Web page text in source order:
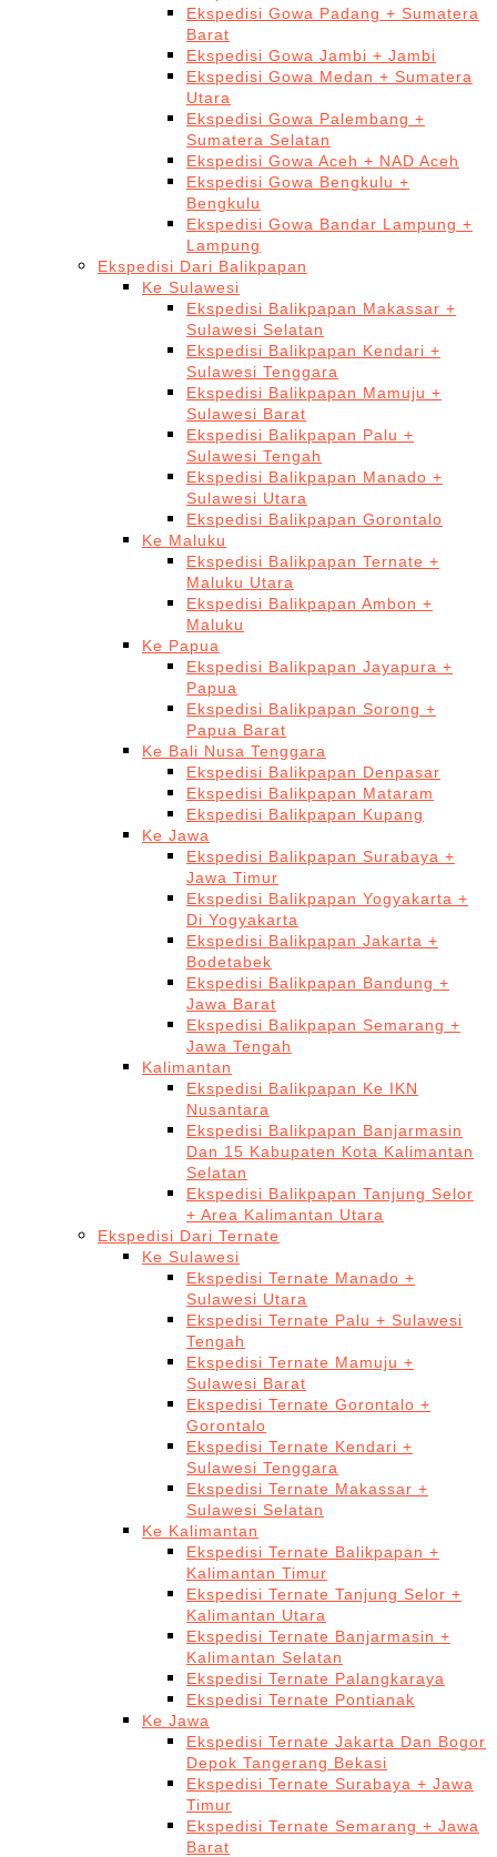
Ekspedisi Gowa Padang + Sumatera
Barat
Ekspedisi Gowa Jambi + Jambi
Ekspedisi Gowa Medan + Sumatera
Utara
Ekspedisi Gowa Palembang +
Sumatera Selatan
Ekspedisi Gowa Aceh + NAD Aceh
Ekspedisi Gowa Bengkulu +
Bengkulu
Ekspedisi Gowa Bandar Lampung +
Lampung
Ekspedisi Dari Balikpapan
Ke Sulawesi
Ekspedisi Balikpapan Makassar +
Sulawesi Selatan
Ekspedisi Balikpapan Kendari +
Sulawesi Tenggara
Ekspedisi Balikpapan Mamuju +
Sulawesi Barat
Ekspedisi Balikpapan Palu +
Sulawesi Tengah
Ekspedisi Balikpapan Manado +
Sulawesi Utara
Ekspedisi Balikpapan Gorontalo
Ke Maluku
Ekspedisi Balikpapan Ternate +
Maluku Utara
Ekspedisi Balikpapan Ambon +
Maluku
Ke Papua
Ekspedisi Balikpapan Jayapura +
Papua
Ekspedisi Balikpapan Sorong +
Papua Barat
Ke Bali Nusa Tenggara
Ekspedisi Balikpapan Denpasar
Ekspedisi Balikpapan Mataram
Ekspedisi Balikpapan Kupang
Ke Jawa
Ekspedisi Balikpapan Surabaya +
Jawa Timur
Ekspedisi Balikpapan Yogyakarta +
Di Yogyakarta
Ekspedisi Balikpapan Jakarta +
Bodetabek
Ekspedisi Balikpapan Bandung +
Jawa Barat
Ekspedisi Balikpapan Semarang +
Jawa Tengah
Kalimantan
Ekspedisi Balikpapan Ke IKN
Nusantara
Ekspedisi Balikpapan Banjarmasin
Dan 15 Kabupaten Kota Kalimantan
Selatan
Ekspedisi Balikpapan Tanjung Selor
+ Area Kalimantan Utara
Ekspedisi Dari Ternate
Ke Sulawesi
Ekspedisi Ternate Manado +
Sulawesi Utara
Ekspedisi Ternate Palu + Sulawesi
Tengah
Ekspedisi Ternate Mamuju +
Sulawesi Barat
Ekspedisi Ternate Gorontalo +
Gorontalo
Ekspedisi Ternate Kendari +
Sulawesi Tenggara
Ekspedisi Ternate Makassar +
Sulawesi Selatan
Ke Kalimantan
Ekspedisi Ternate Balikpapan +
Kalimantan Timur
Ekspedisi Ternate Tanjung Selor +
Kalimantan Utara
Ekspedisi Ternate Banjarmasin +
Kalimantan Selatan
Ekspedisi Ternate Palangkaraya
Ekspedisi Ternate Pontianak
Ke Jawa
Ekspedisi Ternate Jakarta Dan Bogor
Depok Tangerang Bekasi
Ekspedisi Ternate Surabaya + Jawa
Timur
Ekspedisi Ternate Semarang + Jawa
Barat